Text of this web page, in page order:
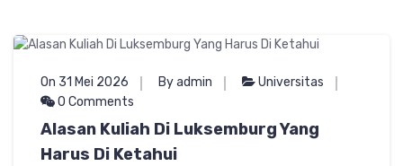
On 31 Mei 2026 By admin
Universitas
0 Comments
Alasan Kuliah Di Luksemburg Yang
Harus Di Ketahui